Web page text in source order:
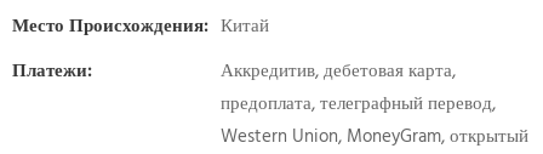
Место Происхождения: Китай
Платежи:
Аккредитив, дебетовая карта,
предоплата, телеграфный перевод,
Western Union, MoneyGram, открытый